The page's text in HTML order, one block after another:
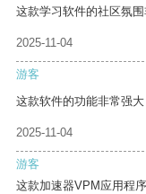
这款学习软件的社区氛
2025-11-04
游客
这款软件的功能非常强
2025-11-04
游客
这款加速器VPM应用程